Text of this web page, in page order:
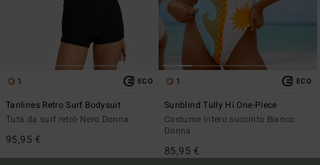
1 ECO
Tanlines Retro Surf Bodysuit
Tuta da surf retrò Nero Donna
95,95 €
1 ECO
Sunblind Tully Hi One-Piece
Costume intero succinto Bianco
Donna
85,95 €